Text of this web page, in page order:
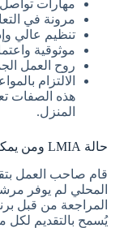
مهارات
مرونة في
تنظيم عالي
موثوقية
روح العمل
الالتزام
هذه الصفات
المنزل.
حالة LMIA ومن يمكنه التقديم
المحلي لم يوفر
المراجعة من قبل
يُسمح بالتقديم لكل